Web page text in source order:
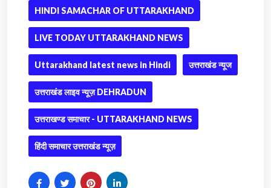
HINDI SAMACHAR OF UTTARAKHAND
LIVE TODAY UTTARAKHAND NEWS
Uttarakhand latest news in Hindi उत्तराखंड न्यूज
उत्तराखंड लाइव न्यूज़ DEHRADUN
उत्तराखण्ड समाचार - UTTARAKHAND NEWS
हिंदी समाचार उत्तराखंड न्यूज़